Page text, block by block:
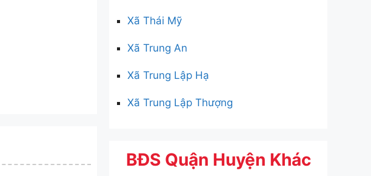
Xã Thái Mỹ
Xã Trung An
Xã Trung Lập Hạ
Xã Trung Lập Thượng
BĐS Quận Huyện Khác